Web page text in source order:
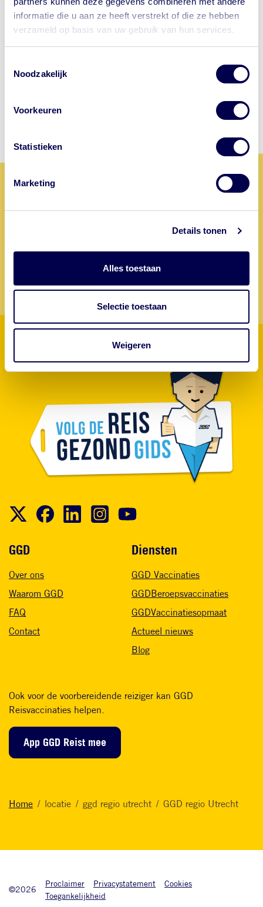
informatie die u aan ze heeft verstrekt of die ze hebben
verzameld op basis van uw gebruik van hun services.
Noodzakelijk
Voorkeuren
Statistieken
Marketing
Details tonen
Alles toestaan
Selectie toestaan
Weigeren
Let op waar je op klikt.
Wil je bij de GGD een afspraak maken
Dé reizigerswebsite van 24
adverteren met de letters 'GGD' in
Laat het ons zo snel mogelijk weten, via onderstaand
telefoonnummer, uiterlijk 24 uur voor je afspraak.
030 608 6060 (Maandag tot en met vrijdag van 8.00-
Utrecht vind je op onze
Maak hier een afspraak Persoonlijk advies
Voet
GGD
Over ons
Waarom GGD
FAQ
Contact
Diensten
GGD Vaccinaties
GGDBeroepsvaccinaties
GGDVaccinatiesopmaat
Actueel nieuws
Blog
Ook voor de voorbereidende reiziger kan GGD
Reisvaccinaties helpen.
App GGD Reist mee
Home locatie ggd regio utrecht GGD regio Utrecht
©2026 Onderkant footer
Proclaimer Privacystatement
Cookies
Toegankelijkheid